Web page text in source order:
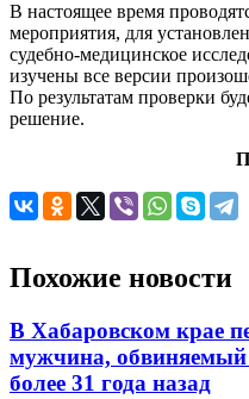
В настоящее время
мероприятия, для
судебно-медицинское
изучены все версии
По результатам проверки
решение.
Похожие новости
В Хабаровском крае
мужчина, обвиняемый
более 31 года назад